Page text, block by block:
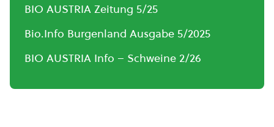
BIO AUSTRIA Zeitung 5/25
Bio.Info Burgenland Ausgabe 5/2025
BIO AUSTRIA Info – Schweine 2/26